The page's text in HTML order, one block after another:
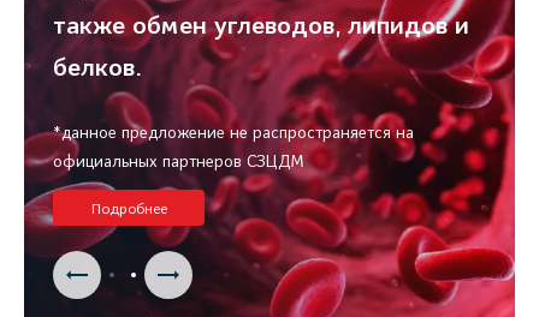
также обмен углеводов, липидов и
белков.
*данное предложение не распространяется на
официальных партнеров СЗЦДМ
Подробнее